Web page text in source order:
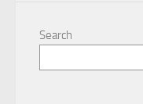
Search